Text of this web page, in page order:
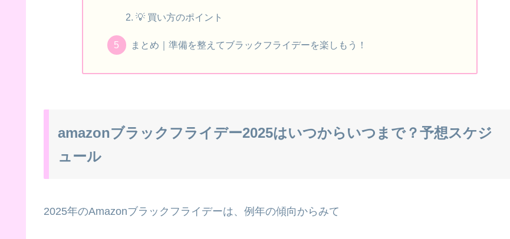
💡 買い方のポイント
まとめ｜準備を整えてブラックフライデーを楽しもう！
amazonブラックフライデー2025はいつからいつまで？予想スケジ
ュール
2025年のAmazonブラックフライデーは、例年の傾向からみて